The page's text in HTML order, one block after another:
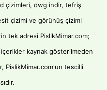
çizimleri, dwg indir, tefriş
çizimi ve görünüş çizimi
tek adresi PislikMimar.com;
içerikler kaynak gösterilmeden
PislikMimar.com'un tescilli